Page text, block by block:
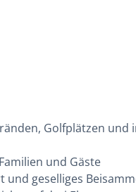
Golfplätzen
und Gäste
geselliges